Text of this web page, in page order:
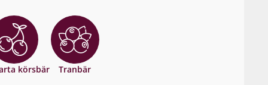
körsbär Tranbär